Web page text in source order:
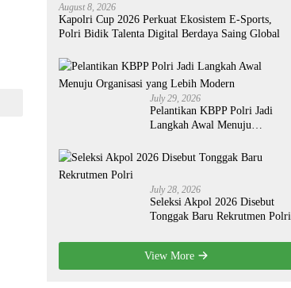
August 8, 2026
Kapolri Cup 2026 Perkuat Ekosistem E-Sports,
Polri Bidik Talenta Digital Berdaya Saing Global
July 29, 2026
Pelantikan KBPP Polri Jadi
Langkah Awal Menuju
July 28, 2026
Seleksi Akpol 2026 Disebut
Tonggak Baru Rekrutmen Polri
View More